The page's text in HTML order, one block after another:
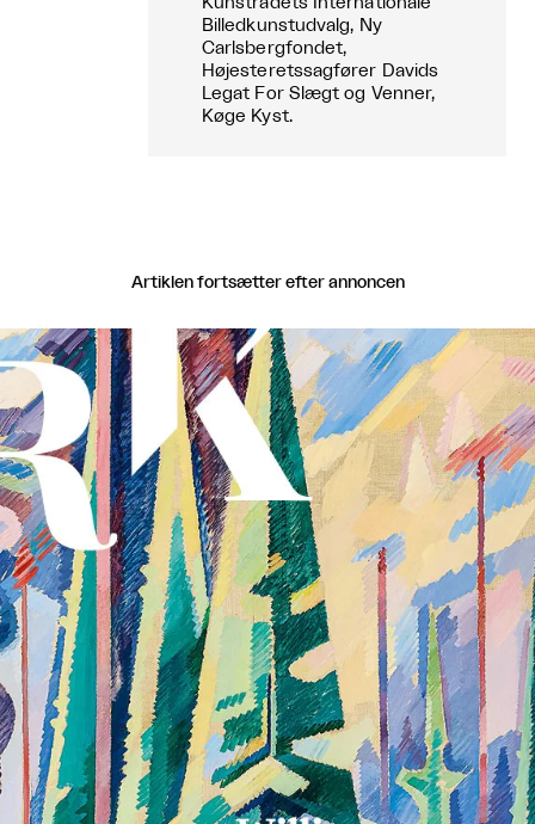
Billedkunstudvalg, Ny
Carlsbergfondet,
Højesteretssagfører Davids
Legat For Slægt og Venner,
Køge Kyst.
Artiklen fortsætter efter annoncen